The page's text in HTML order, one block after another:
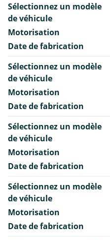
Sélectionnez un modèle
de véhicule
Motorisation
Date de fabrication
Sélectionnez un modèle
de véhicule
Motorisation
Date de fabrication
Sélectionnez un modèle
de véhicule
Motorisation
Date de fabrication
Sélectionnez un modèle
de véhicule
Motorisation
Date de fabrication